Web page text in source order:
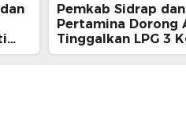
Pemkab Sidrap dan
Pertamina Dorong
Tinggalkan LPG 3
Bright Gas Jadi